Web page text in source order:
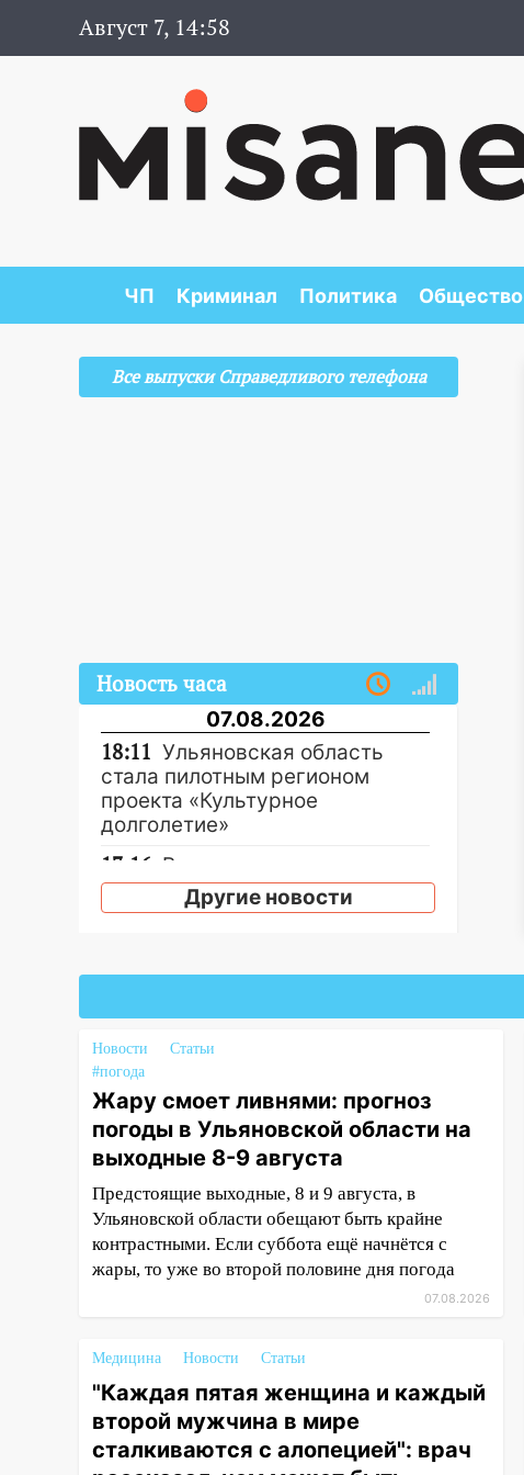
Август 7, 14:58
ЧП Криминал Политика Общество
Все выпуски Справедливого телефона
Новость часа
07.08.2026
18:11 Ульяновская область
стала пилотным регионом
проекта «Культурное
долголетие»
17:16 В реанимацию
Ульяновской областной
больницы поступили шесть
16:51 В Чердаклинском районе
остановки и проводят новое
освещение
16:35
В Ульяновске установили
ещё девять бункеров для
крупногабаритного мусора
16:26
покажут матч «Волги» под
открытым небом
16:12
В Ульяновском
15:47
Ульяновцы могут
вернуть деньги за абонементы
закрывшегося фитнес-клуба
«Рекорд-Fitness»
Другие новости
Новости
Статьи
#погода
Жару смоет ливнями: прогноз
погоды в Ульяновской области на
выходные 8-9 августа
Предстоящие выходные, 8 и 9 августа, в
Ульяновской области обещают быть крайне
контрастными. Если суббота ещё начнётся с
жары, то уже во второй половине дня погода
07.08.2026
Медицина Новости Статьи
"Каждая пятая женщина и каждый
второй мужчина в мире
сталкиваются с алопецией": врач